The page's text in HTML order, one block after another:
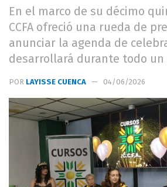
En el marco de su décimo
CCFA ofreció una rueda de
anunciar la agenda de
desarrollará durante todo un
POR LAYISSE CUENCA 04/06/2026